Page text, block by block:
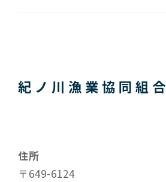
紀ノ川漁業協同組合
住所
〒649-6124